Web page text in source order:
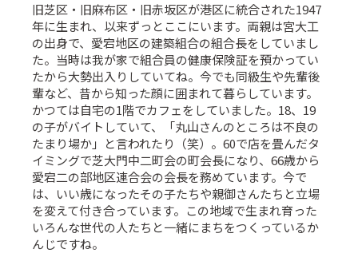
旧芝区・旧麻布区・旧赤坂区が港区に統合された1947
年に生まれ、以来ずっとここにいます。両親は宮大工
の出身で、愛宕地区の建築組合の組合長をしていまし
た。当時は我が家で組合員の健康保険証を預かってい
たから大勢出入りしていてね。今でも同級生や先輩後
輩など、昔から知った顔に囲まれて暮らしています。
かつては自宅の1階でカフェをしていました。18、19
の子がバイトしていて、「丸山さんのところは不良の
たまり場か」と言われたり（笑）。60で店を畳んだタ
イミングで芝大門中二町会の町会長になり、66歳から
愛宕二の部地区連合会の会長を務めています。今で
は、いい歳になったその子たちや親御さんたちと立場
を変えて付き合っています。この地域で生まれ育った
いろんな世代の人たちと一緒にまちをつくっているか
んじですね。